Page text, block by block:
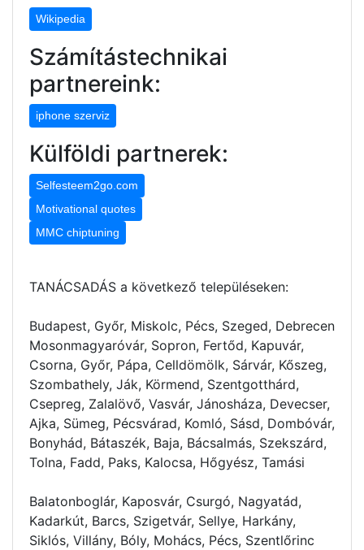
Wikipedia
Számítástechnikai
partnereink:
iphone szerviz
Külföldi partnerek:
Selfesteem2go.com
Motivational quotes
MMC chiptuning
TANÁCSADÁS a következő településeken:
Budapest, Győr, Miskolc, Pécs, Szeged, Debrecen
Mosonmagyaróvár, Sopron, Fertőd, Kapuvár,
Csorna, Győr, Pápa, Celldömölk, Sárvár, Kőszeg,
Szombathely, Ják, Körmend, Szentgotthárd,
Csepreg, Zalalövő, Vasvár, Jánosháza, Devecser,
Ajka, Sümeg, Pécsvárad, Komló, Sásd, Dombóvár,
Bonyhád, Bátaszék, Baja, Bácsalmás, Szekszárd,
Tolna, Fadd, Paks, Kalocsa, Hőgyész, Tamási
Balatonboglár, Kaposvár, Csurgó, Nagyatád,
Kadarkút, Barcs, Szigetvár, Sellye, Harkány,
Siklós, Villány, Bóly, Mohács, Pécs, Szentlőrinc